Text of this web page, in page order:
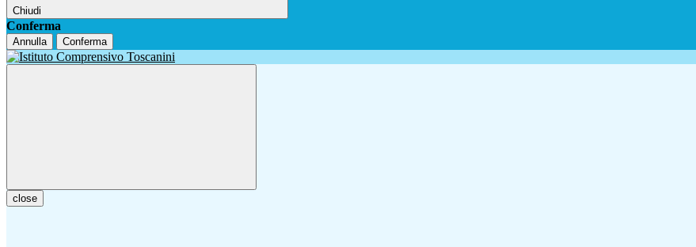
Chiudi
Conferma
Annulla Conferma
close